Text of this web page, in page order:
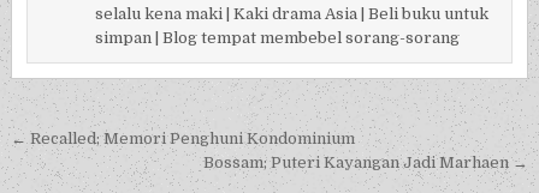
selalu kena maki | Kaki drama Asia | Beli buku untuk
simpan | Blog tempat membebel sorang-sorang
Post navigation
← Recalled; Memori Penghuni Kondominium
Bossam; Puteri Kayangan Jadi Marhaen →